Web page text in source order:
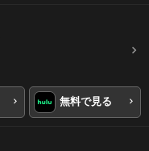
無料で見る